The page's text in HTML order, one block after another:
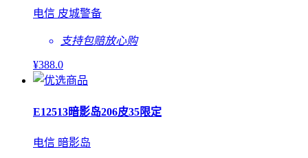
电信 皮城警备
支持包赔放心购
¥388.0
E12513暗影岛206皮35限定
电信 暗影岛